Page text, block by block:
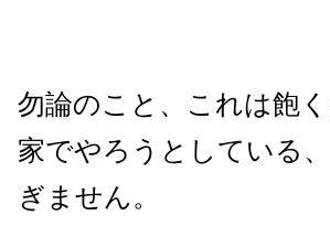
勿論のこと、これは飽
家でやろうとしている
ぎません。